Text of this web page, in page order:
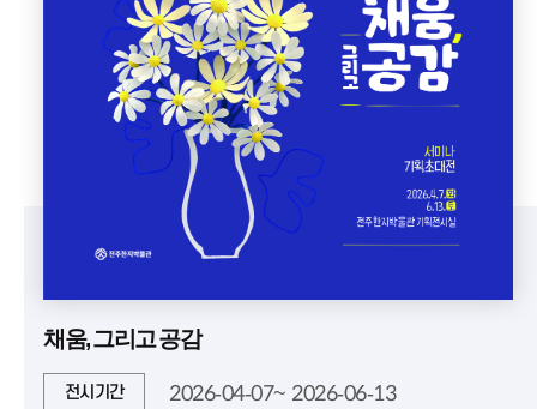
채움, 그리고 공감
전시기간 2026-04-07~ 2026-06-13